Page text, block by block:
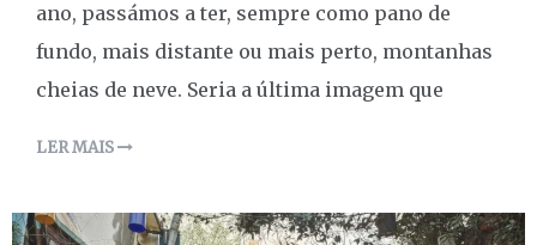
ano, passámos a ter, sempre como pano de
fundo, mais distante ou mais perto, montanhas
cheias de neve. Seria a última imagem que
LER MAIS